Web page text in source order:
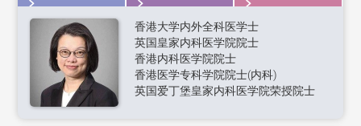
香港大学内外全科医学士
英国皇家内科医学院院士
香港内科医学院院士
香港医学专科学院院士(内科)
英国爱丁堡皇家内科医学院荣授院士